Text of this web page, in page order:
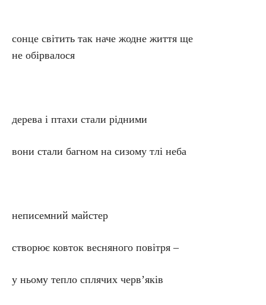
сонце світить так наче жодне життя ще
не обірвалося
дерева і птахи стали рідними
вони стали багном на сизому тлі неба
неписемний майстер
створює ковток весняного повітря –
у ньому тепло сплячих черв’яків